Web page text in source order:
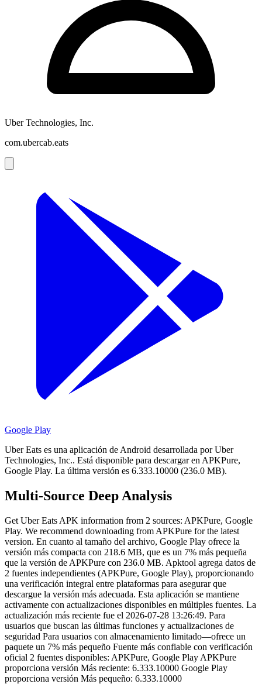
Uber Technologies, Inc.
com.ubercab.eats
Google Play
Uber Eats es una aplicación de Android desarrollada por Uber
Technologies, Inc.. Está disponible para descargar en APKPure,
Google Play. La última versión es 6.333.10000 (236.0 MB).
Multi-Source Deep Analysis
Get Uber Eats APK information from 2 sources: APKPure, Google
Play. We recommend downloading from APKPure for the latest
version. En cuanto al tamaño del archivo, Google Play ofrece la
versión más compacta con 218.6 MB, que es un 7% más pequeña
que la versión de APKPure con 236.0 MB. Apktool agrega datos de
2 fuentes independientes (APKPure, Google Play), proporcionando
una verificación integral entre plataformas para asegurar que
descargue la versión más adecuada. Esta aplicación se mantiene
activamente con actualizaciones disponibles en múltiples fuentes. La
actualización más reciente fue el 2026-07-28 13:26:49. Para
usuarios que buscan las últimas funciones y actualizaciones de
seguridad Para usuarios con almacenamiento limitado—ofrece un
paquete un 7% más pequeño Fuente más confiable con verificación
oficial 2 fuentes disponibles: APKPure, Google Play APKPure
proporciona versión Más reciente: 6.333.10000 Google Play
proporciona versión Más pequeño: 6.333.10000